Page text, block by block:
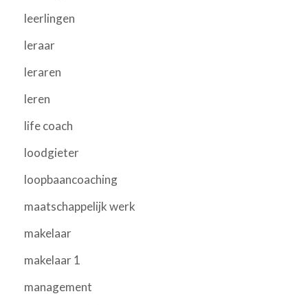
leerlingen
leraar
leraren
leren
life coach
loodgieter
loopbaancoaching
maatschappelijk werk
makelaar
makelaar 1
management